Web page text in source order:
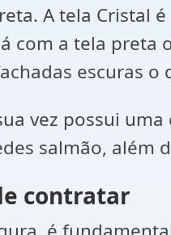
A tela Cristal
com a tela
escuras o
vez possui
salmão, além
contratar